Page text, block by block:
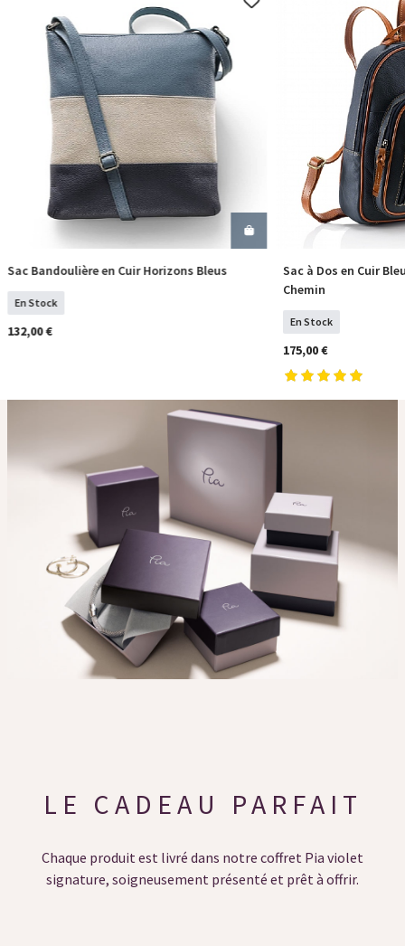
COMMANDER
Sac Bandoulière en Cuir Horizons Bleus
En Stock
132,00 €
Sac à Dos en Cuir
Chemin
En Stock
175,00 €
LE CADEAU PARFAIT
Chaque produit est livré dans notre coffret Pia violet
signature, soigneusement présenté et prêt à offrir.